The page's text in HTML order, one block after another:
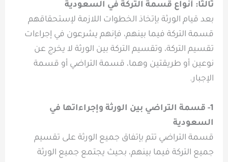
ثالثاً: أنواع قسمة التركة في السعودية
بعد قيام الورثة بإتخاذ الخطوات اللازمة لإستحقاقهم
قسمة التركة فيما بينهم، فإنهم يشرعون في إجراءات
تقسيم التركة، وتقسيم التركة بين الورثة لا يخرج عن
نوعين أو طريقتين وهما، قسمة التراضي أو قسمة
الإجبار.
1- قسمة التراضي بين الورثة وإجراءاتها في
السعودية
قسمة التراضي تتم بإتفاق جميع الورثة على تقسيم
جميع التركة فيما بينهم، بحيث يجتمع جميع الورثة